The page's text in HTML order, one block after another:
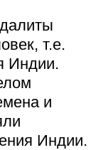
т.е.
Индии.
и
Индии.